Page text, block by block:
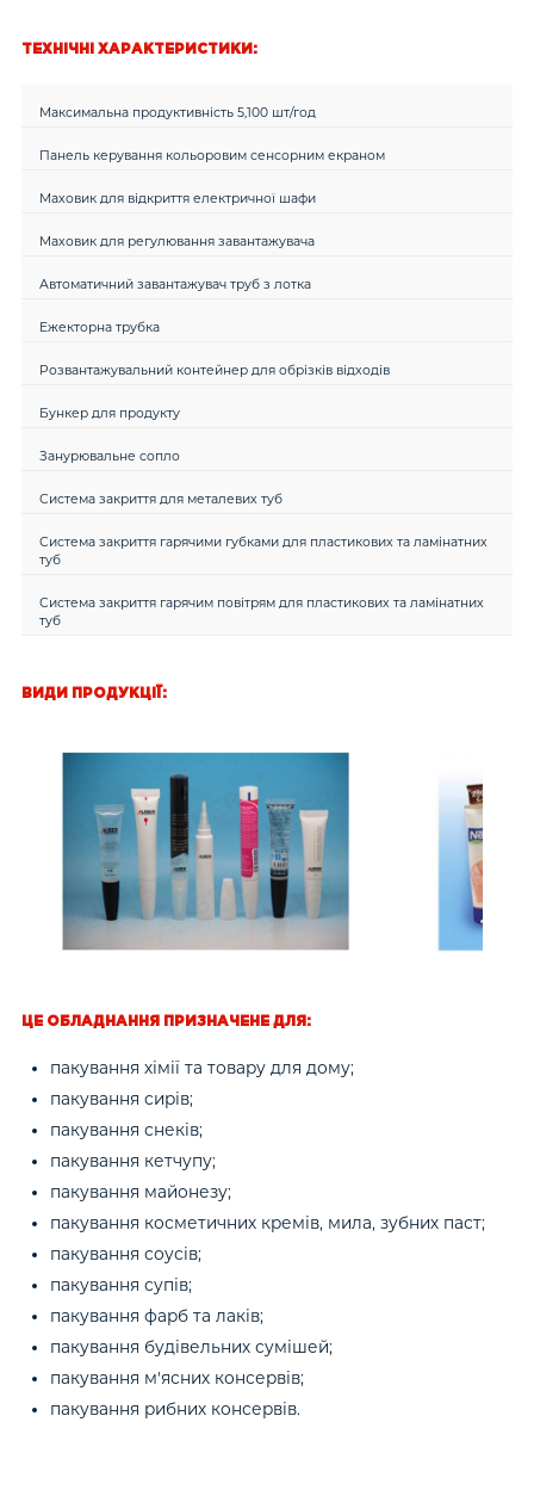
ТЕХНІЧНІ ХАРАКТЕРИСТИКИ:
Максимальна продуктивність 5,100 шт/год
Панель керування кольоровим сенсорним екраном
Маховик для відкриття електричної шафи
Маховик для регулювання завантажувача
Автоматичний завантажувач труб з лотка
Ежекторна трубка
Розвантажувальний контейнер для обрізків відходів
Бункер для продукту
Занурювальне сопло
Система закриття для металевих туб
Система закриття гарячими губками для пластикових та ламінатних
туб
Система закриття гарячим повітрям для пластикових та ламінатних
туб
ВИДИ ПРОДУКЦІЇ:
ЦЕ ОБЛАДНАННЯ ПРИЗНАЧЕНЕ ДЛЯ:
пакування хімії та товару для дому;
пакування сирів;
пакування снеків;
пакування кетчупу;
пакування майонезу;
пакування косметичних кремів, мила, зубних паст;
пакування соусів;
пакування супів;
пакування фарб та лаків;
пакування будівельних сумішей;
пакування м'ясних консервів;
пакування рибних консервів.